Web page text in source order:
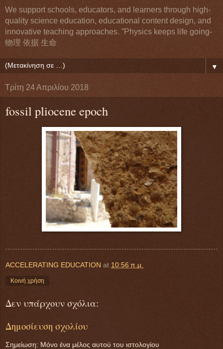
We support schools, educators, and learners through high-
quality science education, educational content design, and
innovative teaching approaches. ”Physics keeps life going-
物理 依据 生命
▼
Τρίτη 24 Απριλίου 2018
fossil pliocene epoch
ACCELERATING EDUCATION at 10:56 π.μ.
Κοινή χρήση
Δεν υπάρχουν σχόλια:
Δημοσίευση σχολίου
Σημείωση: Μόνο ένα μέλος αυτού του ιστολογίου